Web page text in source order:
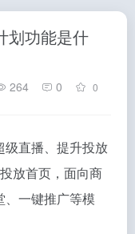
划功能是什
264 0 0
级直播、提升投放
放首页，面向商
、一键推广等模